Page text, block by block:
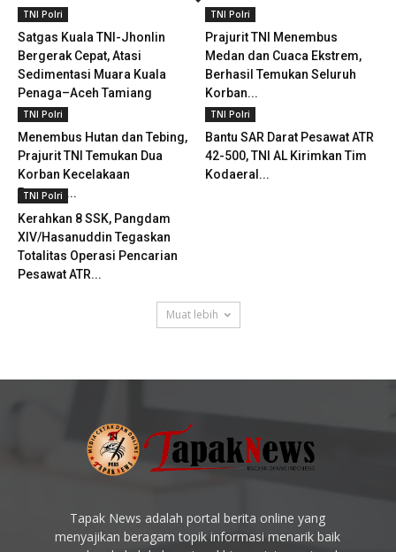
TNI Polri
Satgas Kuala TNI-Jhonlin
Bergerak Cepat, Atasi
Sedimentasi Muara Kuala
Penaga–Aceh Tamiang
TNI Polri
Prajurit TNI Menembus
Medan dan Cuaca Ekstrem,
Berhasil Temukan Seluruh
Korban...
TNI Polri
Menembus Hutan dan Tebing,
Prajurit TNI Temukan Dua
Korban Kecelakaan
Pesawat...
TNI Polri
Bantu SAR Darat Pesawat ATR
42-500, TNI AL Kirimkan Tim
Kodaeral...
TNI Polri
Kerahkan 8 SSK, Pangdam
XIV/Hasanuddin Tegaskan
Totalitas Operasi Pencarian
Pesawat ATR...
Muat lebih
Tapak News adalah portal berita online yang
menyajikan beragam topik informasi menarik baik